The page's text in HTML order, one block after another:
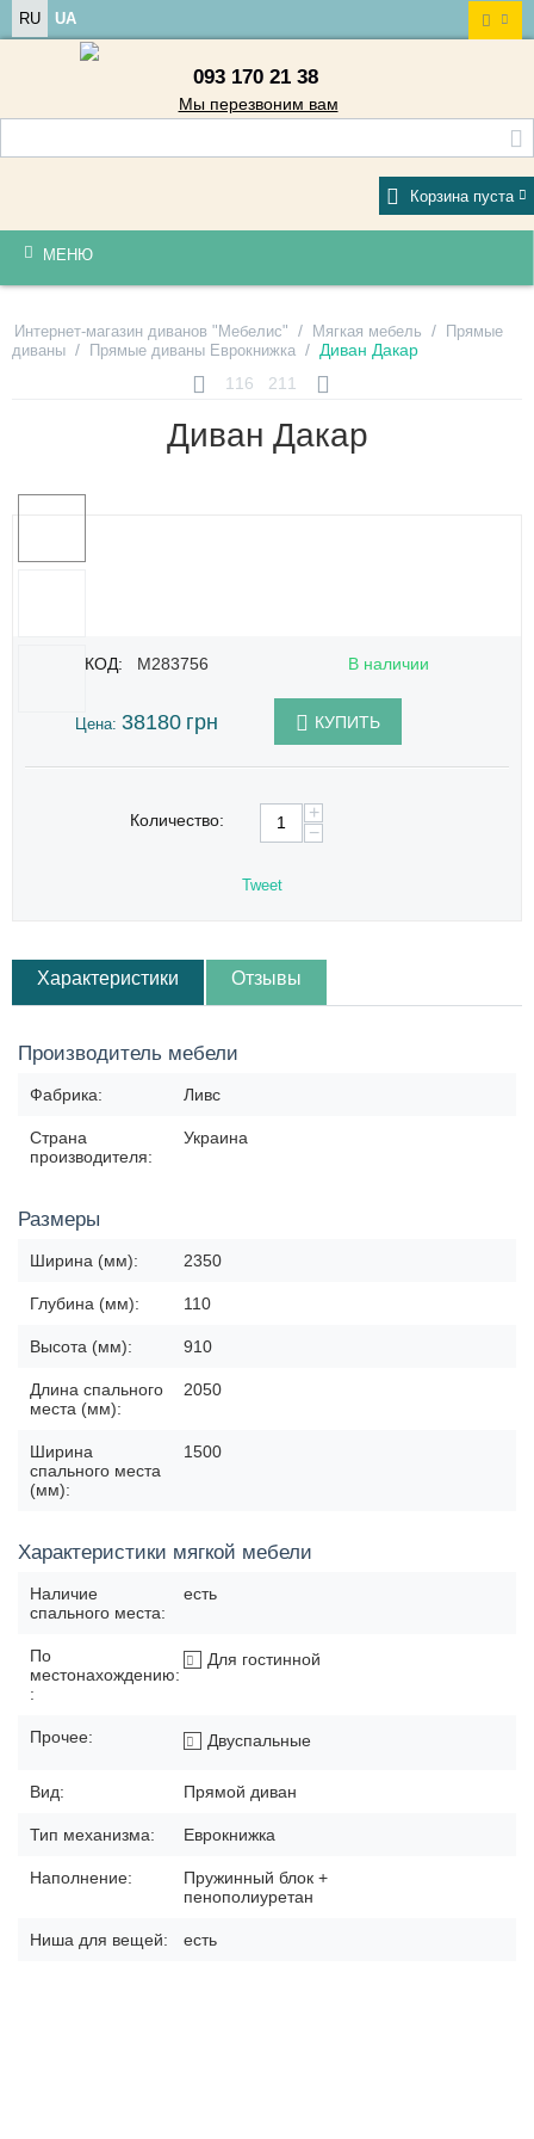
RU UA
093 170 21 38
Мы перезвоним вам
Корзина пуста
МЕНЮ
Интернет-магазин диванов "Мебелис" / Мягкая мебель / Прямые
диваны / Прямые диваны Еврокнижка / Диван Дакар
116
211
Диван Дакар
КОД: M283756 В наличии
Цена: 38180 грн КУПИТЬ
Количество:
+
−
Tweet
Характеристики Отзывы
Производитель мебели
Фабрика: Ливс
Страна
производителя:
Украина
Размеры
Ширина (мм): 2350
Глубина (мм): 110
Высота (мм): 910
Длина спального
места (мм):
2050
Ширина
спального места
(мм):
1500
Характеристики мягкой мебели
Наличие
спального места:
есть
По
местонахождению:
:
Для гостинной
Прочее: Двуспальные
Вид: Прямой диван
Тип механизма: Еврокнижка
Наполнение:
Пружинный блок +
пенополиуретан
Ниша для вещей: есть